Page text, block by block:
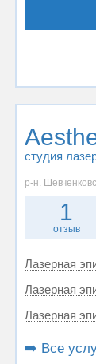
студия
р-н.
1
отзыв
Лазерная
Лазерная
Лазерная
➡️ Все